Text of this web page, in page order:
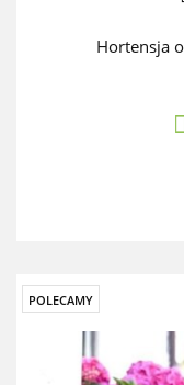
Hortensja
POLECAMY